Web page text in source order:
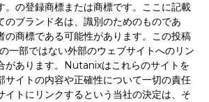
。の登録商標または商標です。ここに記載
のブランド名は、識別のためのものであ
の商標である可能性があります。この投稿
部ではない外部のウェブサイトへのリン
があります。Nutanixはこれらのサイトを
サイトの内容や正確性について一切の責任
イトにリンクするという当社の決定は、そ